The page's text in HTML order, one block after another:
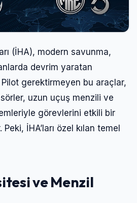
(İHA), modern savunma,
devrim yaratan
gerektirmeyen bu araçlar,
uzun uçuş menzili ve
görevlerini etkili bir
İHA’ları özel kılan temel
ve Menzil